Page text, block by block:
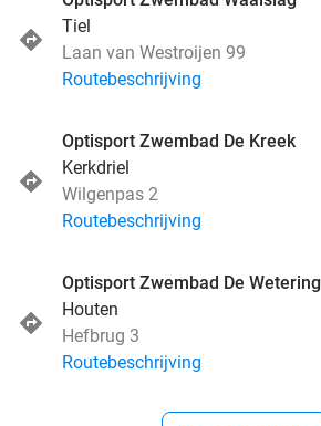
Tiel
Laan van Westroijen 99
Routebeschrijving
Optisport Zwembad De Kreek
Kerkdriel
Wilgenpas 2
Routebeschrijving
Optisport Zwembad De Wetering
Houten
Hefbrug 3
Routebeschrijving